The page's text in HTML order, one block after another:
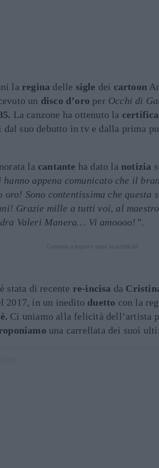
la regina delle sigle dei cartoon
un disco d’oro perOcchi di
La canzone ha ottenuto la
dal suo debutto in tv e dalla prima
la cantante ha dato la notizia
appena comunicato che il
Sono contentissima che questa
Grazie mille a tutti voi, al
Valeri Manera… Vi amoooo!”.
è stata di recente re-incisa da
2017, in un inedito duetto con la
Ci uniamo alla felicità dell’artista
una carrellata dei suoi